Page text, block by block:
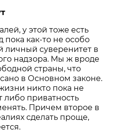
у этой тоже есть
пока как-то не особо
личный суверенитет в
надзора. Мы ж вроде
страны, что
в Основном законе.
никто пока не
либо приватность
Причем второе в
сделать проще,